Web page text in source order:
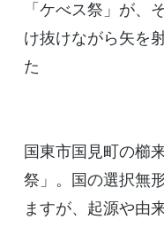
「ケべス祭」が、
け抜けながら矢を
た
国東市国見町の櫛
祭」。国の選択無
ますが、起源や由